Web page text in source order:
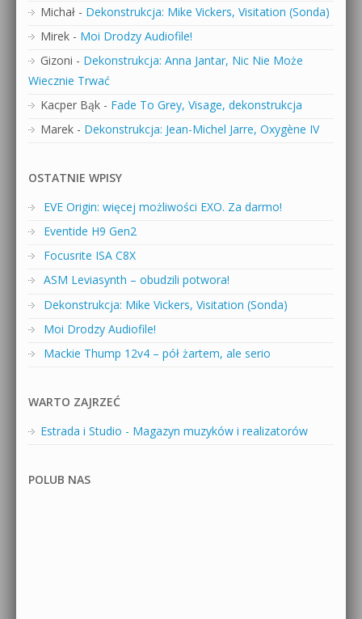
Michał - Dekonstrukcja: Mike Vickers, Visitation (Sonda)
Mirek - Moi Drodzy Audiofile!
Gizoni - Dekonstrukcja: Anna Jantar, Nic Nie Może
Wiecznie Trwać
Kacper Bąk - Fade To Grey, Visage, dekonstrukcja
Marek - Dekonstrukcja: Jean-Michel Jarre, Oxygène IV
OSTATNIE WPISY
EVE Origin: więcej możliwości EXO. Za darmo!
Eventide H9 Gen2
Focusrite ISA C8X
ASM Leviasynth – obudzili potwora!
Dekonstrukcja: Mike Vickers, Visitation (Sonda)
Moi Drodzy Audiofile!
Mackie Thump 12v4 – pół żartem, ale serio
WARTO ZAJRZEĆ
Estrada i Studio - Magazyn muzyków i realizatorów
POLUB NAS